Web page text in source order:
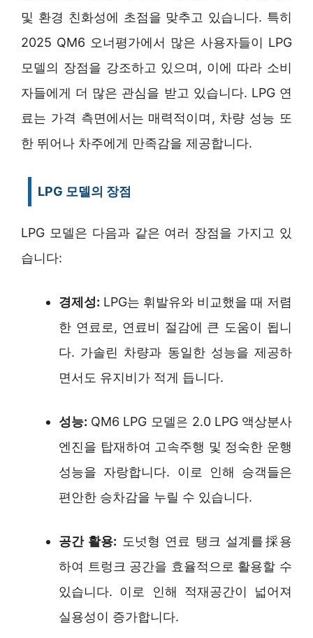
및 환경 친화성에 초점을 맞추고 있습니다. 특히
2025 QM6 오너평가에서 많은 사용자들이 LPG
모델의 장점을 강조하고 있으며, 이에 따라 소비
자들에게 더 많은 관심을 받고 있습니다. LPG 연
료는 가격 측면에서는 매력적이며, 차량 성능 또
한 뛰어나 차주에게 만족감을 제공합니다.
LPG 모델의 장점
LPG 모델은 다음과 같은 여러 장점을 가지고 있
습니다:
경제성: LPG는 휘발유와 비교했을 때 저렴
한 연료로, 연료비 절감에 큰 도움이 됩니
다. 가솔린 차량과 동일한 성능을 제공하
면서도 유지비가 적게 듭니다.
성능: QM6 LPG 모델은 2.0 LPG 액상분사
엔진을 탑재하여 고속주행 및 정숙한 운행
성능을 자랑합니다. 이로 인해 승객들은
편안한 승차감을 누릴 수 있습니다.
공간 활용: 도넛형 연료 탱크 설계를採용
하여 트렁크 공간을 효율적으로 활용할 수
있습니다. 이로 인해 적재공간이 넓어져
실용성이 증가합니다.